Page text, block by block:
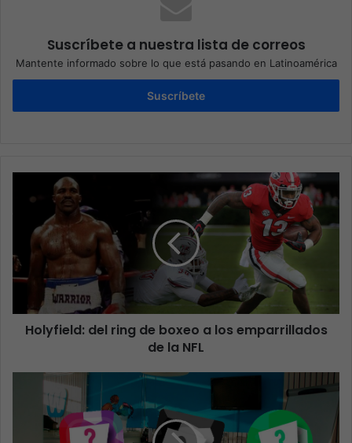
Suscríbete a nuestra lista de correos
Mantente informado sobre lo que está pasando en Latinoamérica
Suscríbete
Holyfield: del ring de boxeo a los emparrillados
de la NFL